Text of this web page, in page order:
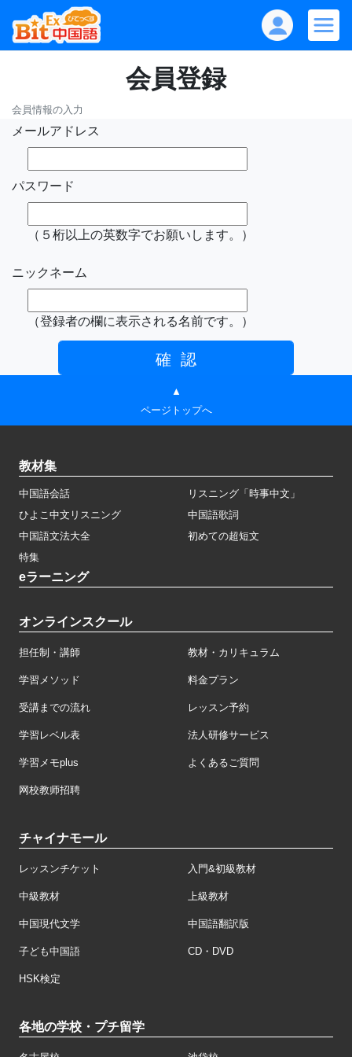
会員登録
会員情報の入力
メールアドレス
パスワード
（５桁以上の英数字でお願いします。）
ニックネーム
（登録者の欄に表示される名前です。）
▲
ページトップへ
教材集
中国語会話
リスニング「時事中文」
ひよこ中文リスニング
中国語歌詞
中国語文法大全
初めての超短文
特集
eラーニング
オンラインスクール
担任制・講師 教材・カリキュラム
学習メソッド 料金プラン
受講までの流れ レッスン予約
学習レベル表 法人研修サービス
学習メモplus よくあるご質問
网校教师招聘
チャイナモール
レッスンチケット 入門&初級教材
中級教材 上級教材
中国現代文学 中国語翻訳版
子ども中国語 CD・DVD
HSK検定
各地の学校・プチ留学